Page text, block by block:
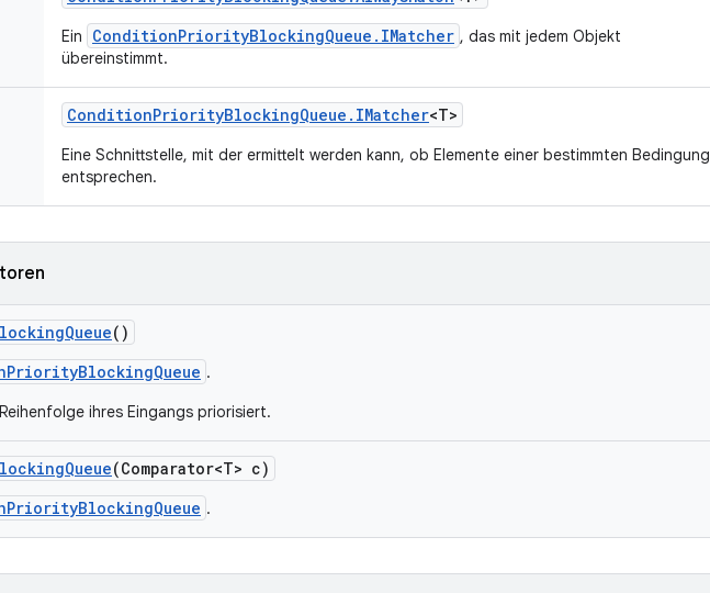
Ein ConditionPriorityBlockingQueue.IMatcher , das mit jedem Objekt
übereinstimmt.
ConditionPriorityBlockingQueue . IMatcher<T>
Eine Schnittstelle, mit der ermittelt werden kann, ob Elemente einer bestimmten Bedingung
entsprechen.
Queue()
.
ihres Eingangs priorisiert.
Queue(Comparator<T> c)
.